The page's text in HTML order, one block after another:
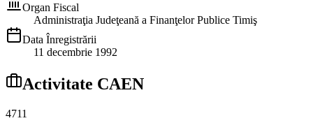
Organ Fiscal
Administraţia Judeţeană a Finanţelor Publice Timiş
Data Înregistrării
11 decembrie 1992
Activitate CAEN
4711